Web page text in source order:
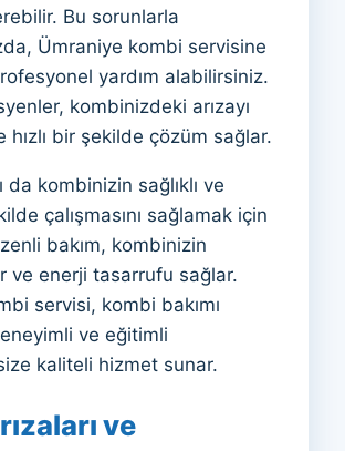
Bu sorunlarla
Ümraniye kombi servisine
yardım alabilirsiniz.
kombinizdeki arızayı
bir şekilde çözüm sağlar.
da kombinizin sağlıklı ve
çalışmasını sağlamak için
bakım, kombinizin
ve enerji tasarrufu sağlar.
servisi, kombi bakımı
ve eğitimli
kaliteli hizmet sunar.
ve